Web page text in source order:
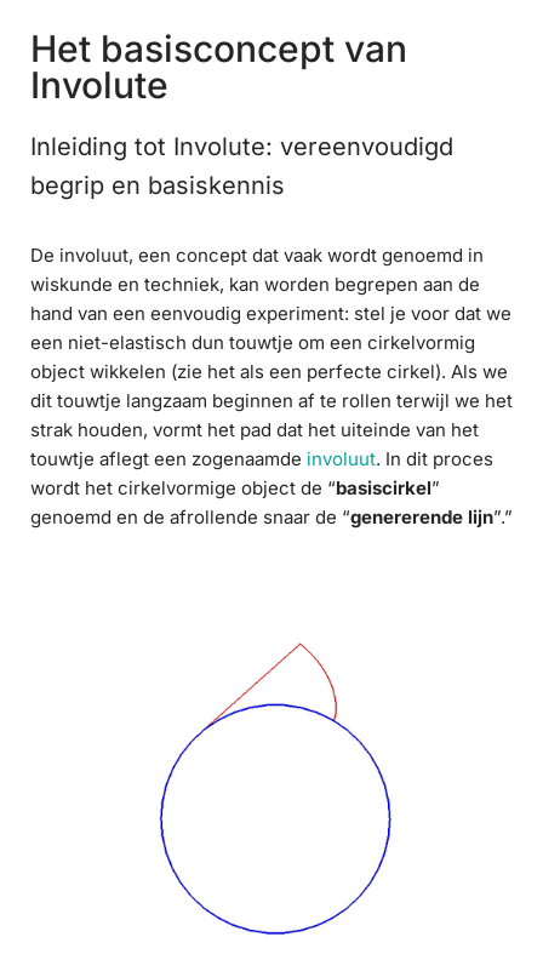
Het basisconcept van
Involute
Inleiding tot Involute: vereenvoudigd
begrip en basiskennis
De involuut, een concept dat vaak wordt genoemd in
wiskunde en techniek, kan worden begrepen aan de
hand van een eenvoudig experiment: stel je voor dat we
een niet-elastisch dun touwtje om een cirkelvormig
object wikkelen (zie het als een perfecte cirkel). Als we
dit touwtje langzaam beginnen af te rollen terwijl we het
strak houden, vormt het pad dat het uiteinde van het
touwtje aflegt een zogenaamde involuut. In dit proces
wordt het cirkelvormige object de “basiscirkel”
genoemd en de afrollende snaar de “genererende lijn”.”